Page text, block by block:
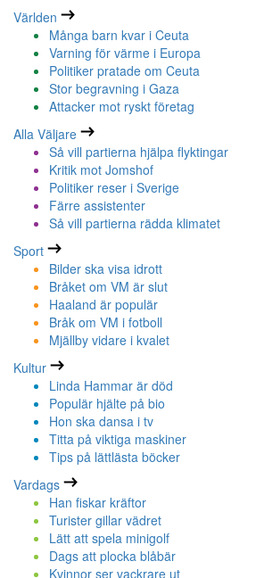
Världen
Många barn kvar i Ceuta
Varning för värme i Europa
Politiker pratade om Ceuta
Stor begravning i Gaza
Attacker mot ryskt företag
Alla Väljare
Så vill partierna hjälpa flyktingar
Kritik mot Jomshof
Politiker reser i Sverige
Färre assistenter
Så vill partierna rädda klimatet
Sport
Bilder ska visa idrott
Bråket om VM är slut
Haaland är populär
Bråk om VM i fotboll
Mjällby vidare i kvalet
Kultur
Linda Hammar är död
Populär hjälte på bio
Hon ska dansa i tv
Titta på viktiga maskiner
Tips på lättlästa böcker
Vardags
Han fiskar kräftor
Turister gillar vädret
Lätt att spela minigolf
Dags att plocka blåbär
Kvinnor ser vackrare ut